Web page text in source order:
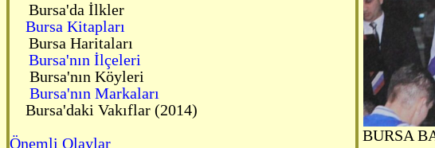
Bursa'da İlkler
Bursa Kitapları
Bursa Haritaları
Bursa'nın İlçeleri
Bursa'nın Köyleri
Bursa'nın Markaları
Bursa'daki Vakıflar (2014)
Önemli Olaylar
BURSA